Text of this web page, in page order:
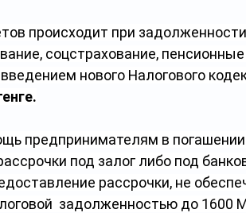
происходит при
соцстрахование,
нового Налогового
предпринимателям в погашении
под залог либо под
рассрочки, не
задолженностью до 1600